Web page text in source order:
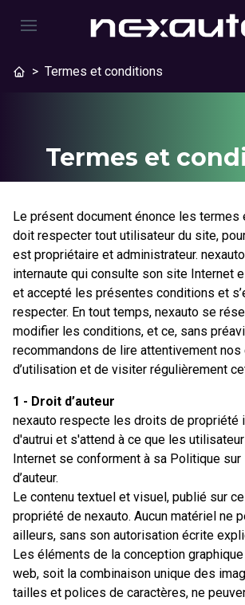
> Termes et conditions
Termes et
Le présent document énonce les termes
doit respecter tout utilisateur du site,
est propriétaire et administrateur.
internaute qui consulte son site Internet
et accepté les présentes conditions et
respecter. En tout temps, nexauto se
modifier les conditions, et ce, sans
recommandons de lire attentivement nos
d’utilisation et de visiter régulièrement
1 - Droit d’auteur
nexauto respecte les droits de propriété
d'autrui et s'attend à ce que les
Internet se conforment à sa Politique
d’auteur.
Le contenu textuel et visuel, publié sur
propriété de nexauto. Aucun matériel ne
ailleurs, sans son autorisation écrite
Les éléments de la conception
web, soit la combinaison unique des
tailles et polices de caractères, ne